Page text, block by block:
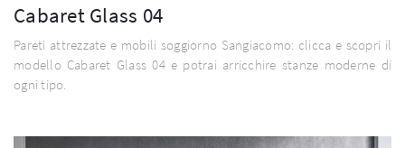
Cabaret Glass 04
Pareti attrezzate e mobili soggiorno Sangiacomo: clicca e scopri il
modello Cabaret Glass 04 e potrai arricchire stanze moderne di
ogni tipo.